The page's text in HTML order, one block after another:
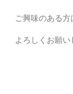
ご興味のある方
よろしくお願い